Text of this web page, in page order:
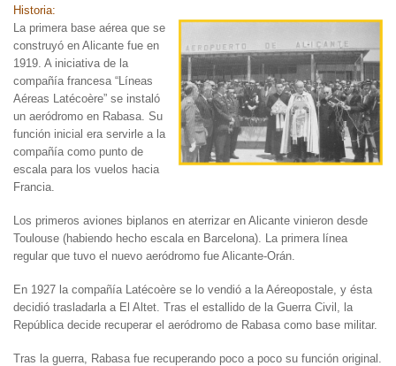
Historia:
La primera base aérea que se
construyó en Alicante fue en
1919. A iniciativa de la
compañía francesa “Líneas
Aéreas Latécoère” se instaló
un aeródromo en Rabasa. Su
función inicial era servirle a la
compañía como punto de
escala para los vuelos hacia
Francia.
Los primeros aviones biplanos en aterrizar en Alicante vinieron desde
Toulouse (habiendo hecho escala en Barcelona). La primera línea
regular que tuvo el nuevo aeródromo fue Alicante-Orán.
En 1927 la compañía Latécoère se lo vendió a la Aéreopostale, y ésta
decidió trasladarla a El Altet. Tras el estallido de la Guerra Civil, la
República decide recuperar el aeródromo de Rabasa como base militar.
Tras la guerra, Rabasa fue recuperando poco a poco su función original.